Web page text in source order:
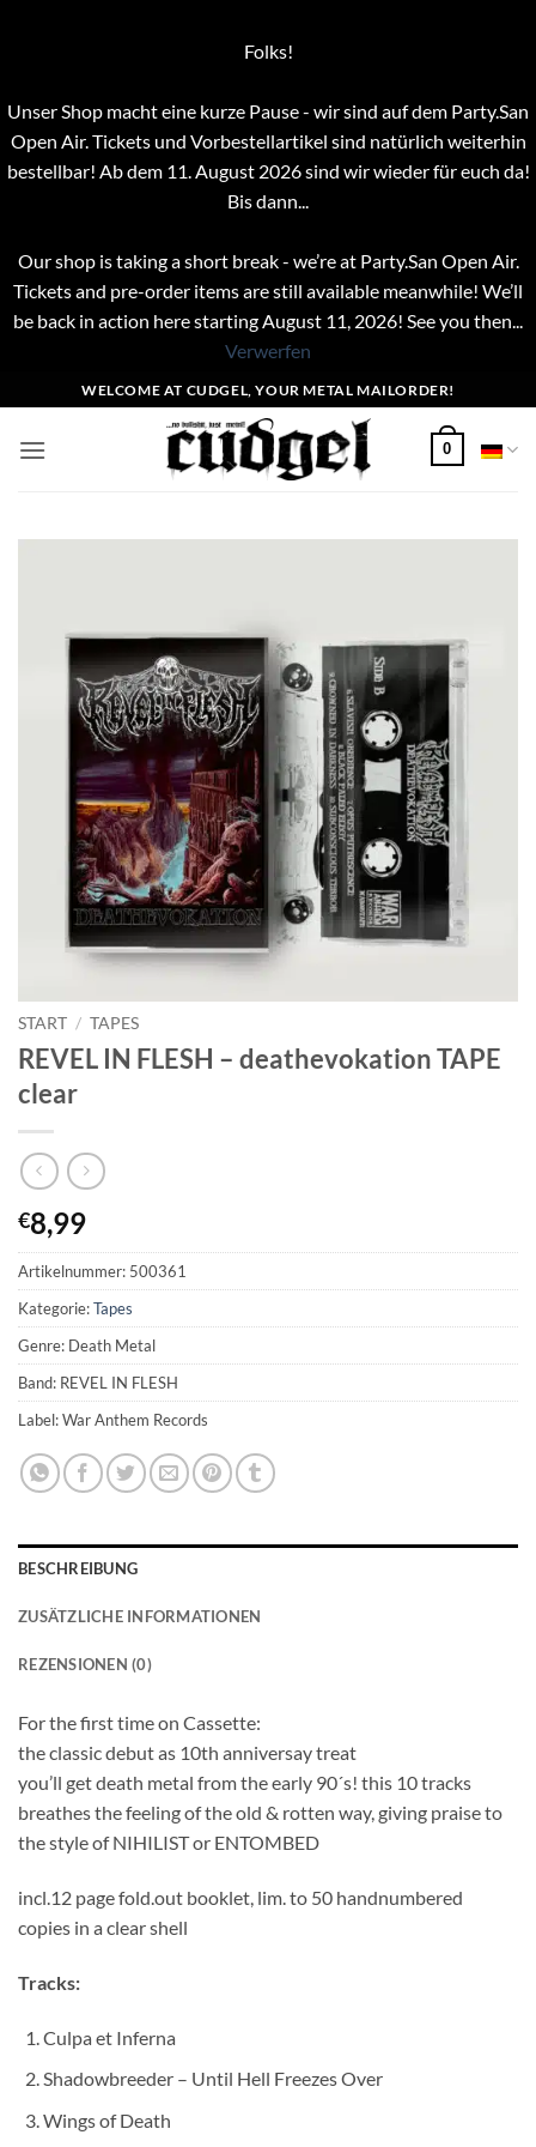
Folks!
Unser Shop macht eine kurze Pause - wir sind auf dem Party.San
Open Air. Tickets und Vorbestellartikel sind natürlich weiterhin
bestellbar! Ab dem 11. August 2026 sind wir wieder für euch da!
Bis dann...
Our shop is taking a short break - we’re at Party.San Open Air.
Tickets and pre-order items are still available meanwhile! We’ll
be back in action here starting August 11, 2026! See you then...
Verwerfen
Inhalt
springen
WELCOME AT CUDGEL, YOUR METAL MAILORDER!
0
START / TAPES
REVEL IN FLESH – deathevokation TAPE
clear
€8,99
Artikelnummer: 500361
Kategorie:Tapes
Genre: Death Metal
Band: REVEL IN FLESH
Label: War Anthem Records
BESCHREIBUNG
ZUSÄTZLICHE INFORMATIONEN
REZENSIONEN (0)
For the first time on Cassette:
the classic debut as 10th anniversay treat
you’ll get death metal from the early 90´s! this 10 tracks
breathes the feeling of the old & rotten way, giving praise to
the style of NIHILIST or ENTOMBED
incl.12 page fold.out booklet, lim. to 50 handnumbered
copies in a clear shell
Tracks:
Culpa et Inferna
Shadowbreeder – Until Hell Freezes Over
Wings of Death